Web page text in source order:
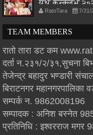
युथ कन्क्लेभ
RatoTara 7/31/
TEAM MEMBERS
रातो तारा डट कम
दर्ता न.२३१/२/३१,सुचना
तेजेन्द्र बहादुर भण्डारी
बिराटनगर महानगरपालिका
सम्पर्क न. 9862008196
सम्पादक : अनिश बस्नेत
प्रतिनिधि : इश्वरराज